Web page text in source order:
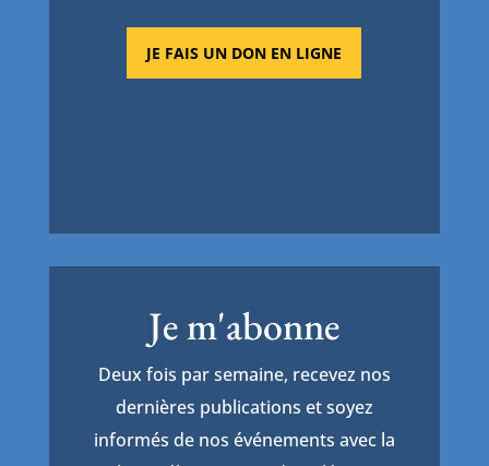
JE FAIS UN DON EN LIGNE
Je m'abonne
Deux fois par semaine, recevez nos
dernières publications et soyez
informés de nos événements avec la